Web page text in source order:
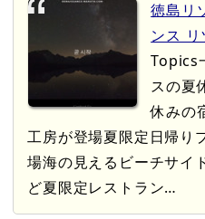
徳島リ
ンス
Topics
スの夏
休みの
工房が登場夏限定日帰り
場海の見えるビーチサイ
ど夏限定レストラン…